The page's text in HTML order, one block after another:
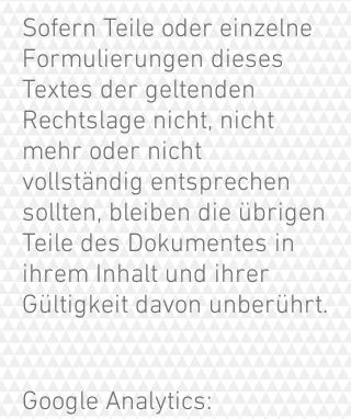
Sofern Teile oder einzelne
Formulierungen dieses
Textes der geltenden
Rechtslage nicht, nicht
mehr oder nicht
vollständig entsprechen
sollten, bleiben die übrigen
Teile des Dokumentes in
ihrem Inhalt und ihrer
Gültigkeit davon unberührt.
Google Analytics: